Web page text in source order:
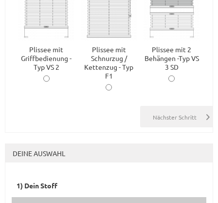
Plissee mit
Griffbedienung -
Typ VS 2
Plissee mit
Schnurzug /
Kettenzug - Typ
F1
Plissee mit 2
Behängen -Typ VS
3 SD
DEINE AUSWAHL
1) Dein Stoff